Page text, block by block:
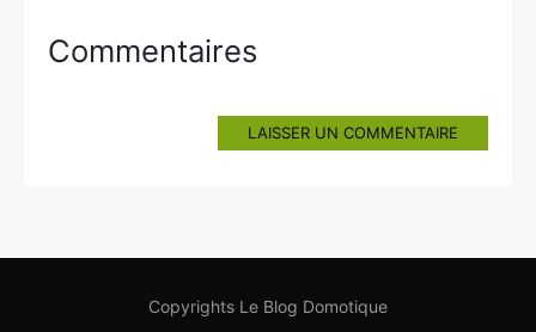
Commentaires
LAISSER UN COMMENTAIRE
Copyrights Le Blog Domotique